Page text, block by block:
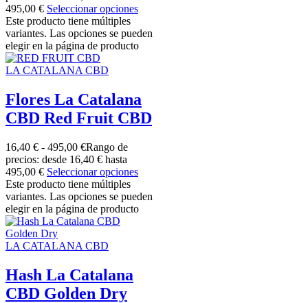
495,00 € Seleccionar opciones
Este producto tiene múltiples
variantes. Las opciones se pueden
elegir en la página de producto
LA CATALANA CBD
Flores La Catalana
CBD Red Fruit CBD
16,40 € - 495,00 €Rango de
precios: desde 16,40 € hasta
495,00 € Seleccionar opciones
Este producto tiene múltiples
variantes. Las opciones se pueden
elegir en la página de producto
LA CATALANA CBD
Hash La Catalana
CBD Golden Dry